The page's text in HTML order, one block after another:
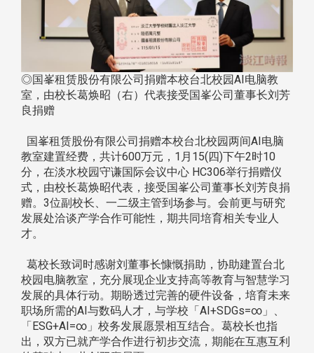
◎国峯租赁股份有限公司捐赠本校台北校园AI电脑教
室，由校长葛焕昭（右）代表接受国峯公司董事长刘芳
良捐赠
国峯租赁股份有限公司捐赠本校台北校园两间AI电脑
教室建置经费，共计600万元，1月15(四)下午2时10
分，在淡水校园守谦国际会议中心 HC306举行捐赠仪
式，由校长葛焕昭代表，接受国峯公司董事长刘芳良捐
赠。3位副校长、一二级主管到场参与。会前更与研究
发展处洽谈产学合作可能性，期共同培育相关专业人
才。
葛校长致词时感谢刘董事长慷慨捐助，协助建置台北
校园电脑教室，充分展现企业支持高等教育与智慧学习
发展的具体行动。期盼透过完善的硬件设备，培育未来
职场所需的AI与数码人才，与学校「AI+SDGs=∞」、
「ESG+AI=∞」校务发展愿景相互结合。葛校长也指
出，双方已就产学合作进行初步交流，期能在互惠互利